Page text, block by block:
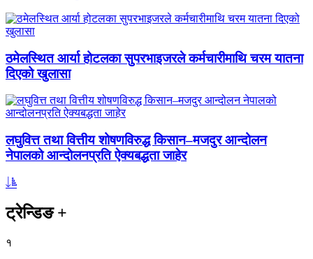
ठमेलस्थित आर्या होटलका सुपरभाइजरले कर्मचारीमाथि चरम यातना
दिएको खुलासा
लघुवित्त तथा वित्तीय शोषणविरुद्ध किसान–मजदुर आन्दोलन
नेपालको आन्दोलनप्रति ऐक्यबद्धता जाहेर
ट्रेन्डिङ+
१